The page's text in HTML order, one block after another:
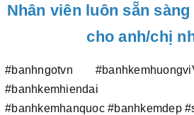
Nhân viên luôn sẵn
cho anh/chị
#banhngotvn
#banhkemhiendai
#banhkemhanquoc #banhkemdep